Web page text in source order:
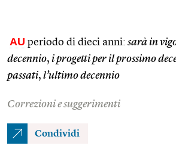
AU periodo di dieci anni: sarà in
decennio, i progetti per il prossimo
passati, l’ultimo decennio
Correzioni e suggerimenti
Condividi